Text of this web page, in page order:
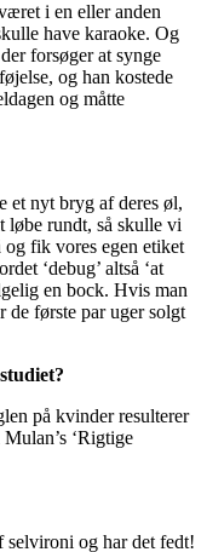
i en eller anden
have karaoke. Og
forsøger at synge
og han kostede
og måtte
et nyt bryg af deres øl,
løbe rundt, så skulle vi
fik vores egen etiket
‘debug’ altså ‘at
en bock. Hvis man
de første par uger solgt
på kvinder resulterer
‘Rigtige
selvironi og har det fedt!